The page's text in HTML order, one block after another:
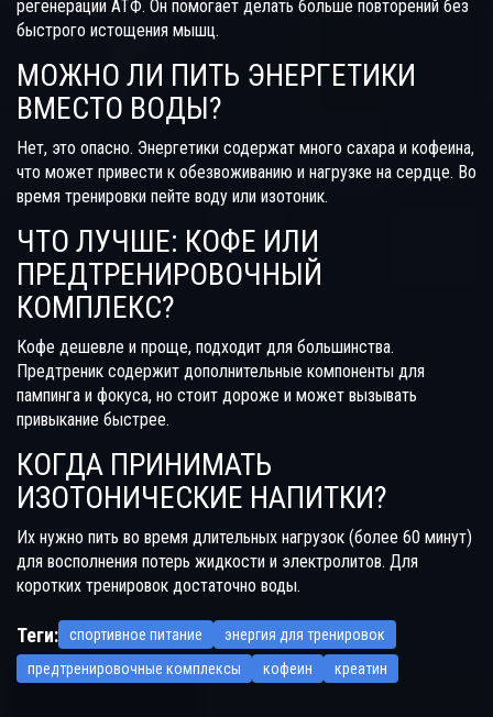
регенерации АТФ. Он помогает делать больше повторений без
быстрого истощения мышц.
МОЖНО ЛИ ПИТЬ ЭНЕРГЕТИКИ
ВМЕСТО ВОДЫ?
Нет, это опасно. Энергетики содержат много сахара и кофеина,
что может привести к обезвоживанию и нагрузке на сердце. Во
время тренировки пейте воду или изотоник.
ЧТО ЛУЧШЕ: КОФЕ ИЛИ
ПРЕДТРЕНИРОВОЧНЫЙ
КОМПЛЕКС?
Кофе дешевле и проще, подходит для большинства.
Предтреник содержит дополнительные компоненты для
пампинга и фокуса, но стоит дороже и может вызывать
привыкание быстрее.
КОГДА ПРИНИМАТЬ
ИЗОТОНИЧЕСКИЕ НАПИТКИ?
Их нужно пить во время длительных нагрузок (более 60 минут)
для восполнения потерь жидкости и электролитов. Для
коротких тренировок достаточно воды.
Теги: спортивное питание
энергия для тренировок
предтренировочные комплексы
кофеин креатин